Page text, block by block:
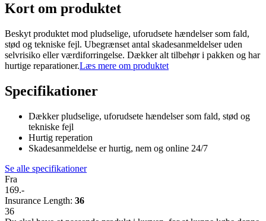
Kort om produktet
Beskyt produktet mod pludselige, uforudsete hændelser som fald,
stød og tekniske fejl. Ubegrænset antal skadesanmeldelser uden
selvrisiko eller værdiforringelse. Dækker alt tilbehør i pakken og har
hurtige reparationer.Læs mere om produktet
Specifikationer
Dækker pludselige, uforudsete hændelser som fald, stød og
tekniske fejl
Hurtig reperation
Skadesanmeldelse er hurtig, nem og online 24/7
Se alle specifikationer
Fra
169.-
Insurance Length: 36
36